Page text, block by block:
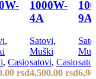
,
, Casio
rsd
1000W-
4A
Satovi,
Muški
satovi, Casio
4,500.00 rsd
9A